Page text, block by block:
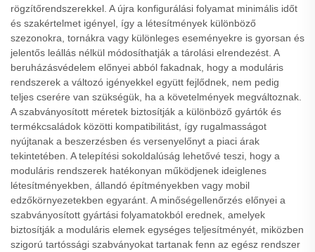
rögzítőrendszerekkel. A újra konfigurálási folyamat minimális időt
és szakértelmet igényel, így a létesítmények különböző
szezonokra, tornákra vagy különleges eseményekre is gyorsan és
jelentős leállás nélkül módosíthatják a tárolási elrendezést. A
beruházásvédelem előnyei abból fakadnak, hogy a moduláris
rendszerek a változó igényekkel együtt fejlődnek, nem pedig
teljes cserére van szükségük, ha a követelmények megváltoznak.
A szabványosított méretek biztosítják a különböző gyártók és
termékcsaládok közötti kompatibilitást, így rugalmasságot
nyújtanak a beszerzésben és versenyelőnyt a piaci árak
tekintetében. A telepítési sokoldalúság lehetővé teszi, hogy a
moduláris rendszerek hatékonyan működjenek ideiglenes
létesítményekben, állandó építményekben vagy mobil
edzőkörnyezetekben egyaránt. A minőségellenőrzés előnyei a
szabványosított gyártási folyamatokból erednek, amelyek
biztosítják a moduláris elemek egységes teljesítményét, miközben
szigorú tartóssági szabványokat tartanak fenn az egész rendszer